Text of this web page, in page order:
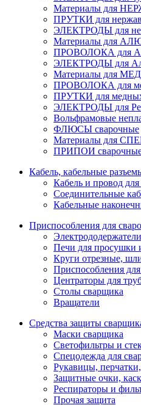
Материалы для
ПРУТКИ для
ЭЛЕКТРОДЫ для
Материалы для
ПРОВОЛОКА для
ЭЛЕКТРОДЫ для
Материалы для
ПРОВОЛОКА для
ПРУТКИ для
ЭЛЕКТРОДЫ для
Вольфрамовые
ФЛЮСЫ сварочные
Материалы для
ПРИПОИ
Кабель, кабельные
Кабель и провод
Соединительные
Кабельные
Приспособления для
Печи для просушки
Круги отрезные,
Приспособления
Центраторы для
Столы сварщика
Вращатели
Средства защиты
Маски сварщика
Светофильтры и
Спецодежда для
Рукавицы,
Защитные очки,
Респираторы и
Прочая защита